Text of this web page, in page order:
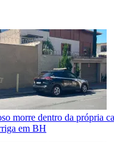
morre dentro da própria
em BH